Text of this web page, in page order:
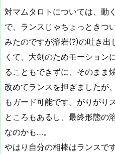
対マムタロトについては、動
で、ランスじゃちょっときつ
みたのですが溶岩(?)の吐き出
くて、大剣のためモーション
ることもできずに、そのまま
改めてランスを担ぎましたが
もガード可能です。がりがり
ところもあるし、最終形態の
なのかも…。
やはり自分の相棒はランスです